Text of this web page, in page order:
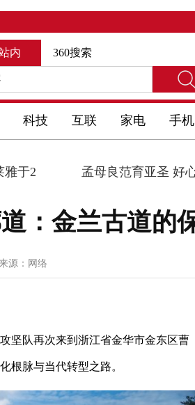
内 360搜索
科技 互联 家电 手机
孟母良范育亚圣 好心承颂冼
：金兰古道的
来源：网络
坚队再次来到浙江省金华市金东区曹
根脉与当代转型之路。